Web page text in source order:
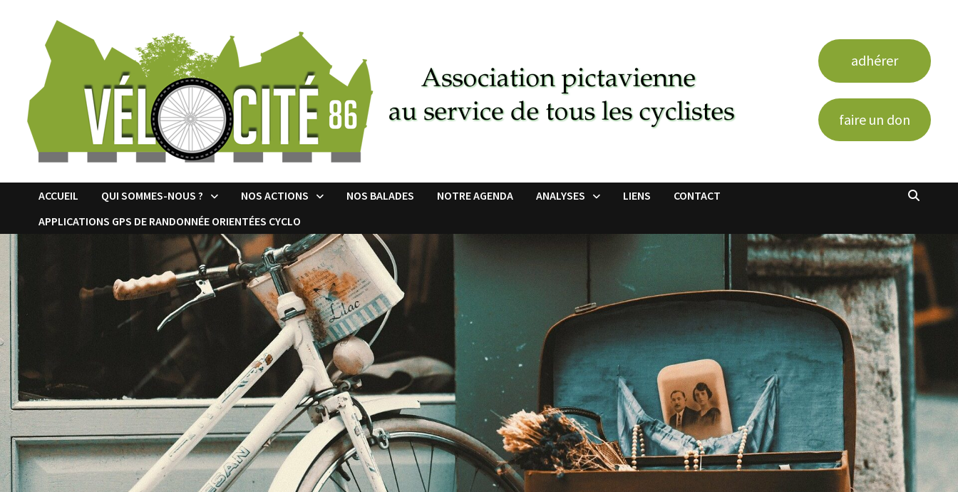
adhérer
faire un don
ACCUEIL QUI SOMMES-NOUS ? NOS ACTIONS NOS BALADES NOTRE AGENDA ANALYSES LIENS
CONTACT
APPLICATIONS GPS DE RANDONNÉE ORIENTÉES CYCLO